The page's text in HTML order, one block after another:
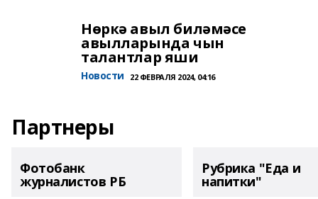
Нөркә авыл биләмәсе
авылларында чын
талантлар яши
Новости 22 ФЕВРАЛЯ 2024, 04:16
Партнеры
Фотобанк
журналистов РБ
Рубрика "Еда и
напитки"